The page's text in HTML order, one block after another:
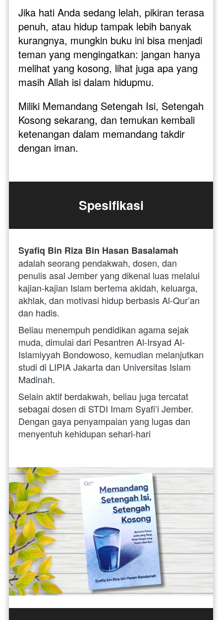
Jika hati Anda sedang lelah, pikiran terasa
penuh, atau hidup tampak lebih banyak
kurangnya, mungkin buku ini bisa menjadi
teman yang mengingatkan: jangan hanya
melihat yang kosong, lihat juga apa yang
masih Allah isi dalam hidupmu.
Miliki Memandang Setengah Isi, Setengah
Kosong sekarang, dan temukan kembali
ketenangan dalam memandang takdir
dengan iman.
Spesifikasi
Syafiq Bin Riza Bin Hasan Basalamah
adalah seorang pendakwah, dosen, dan
penulis asal Jember yang dikenal luas melalui
kajian-kajian Islam bertema akidah, keluarga,
akhlak, dan motivasi hidup berbasis Al-Qur’an
dan hadis.
Beliau menempuh pendidikan agama sejak
muda, dimulai dari Pesantren Al-Irsyad Al-
Islamiyyah Bondowoso, kemudian melanjutkan
studi di LIPIA Jakarta dan Universitas Islam
Madinah.
Selain aktif berdakwah, beliau juga tercatat
sebagai dosen di STDI Imam Syafi’i Jember.
Dengan gaya penyampaian yang lugas dan
menyentuh kehidupan sehari-hari